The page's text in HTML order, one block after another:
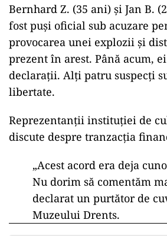
Bernhard Z. (35 ani) și Jan B.
fost puși oficial sub acuzare
provocarea unei explozii și
prezent în arest. Până acum,
declarații. Alți patru suspecți
libertate.
Reprezentanții instituției de
discute despre tranzacția
„Acest acord era deja
Nu dorim să comentăm
declarat un purtător de
Muzeului Drents.